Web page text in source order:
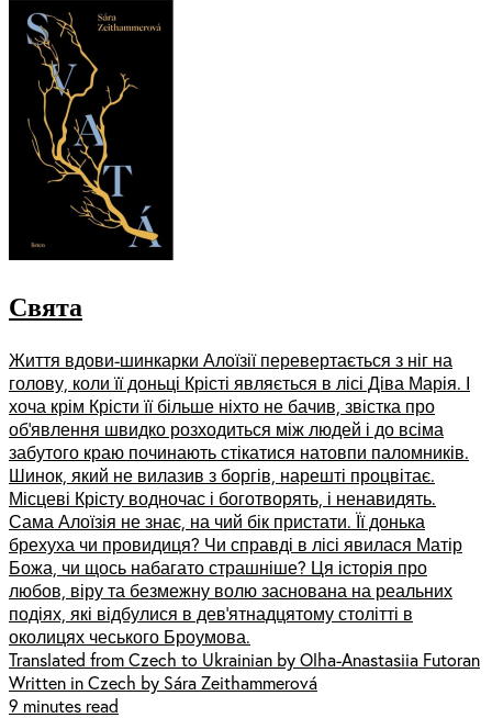
Свята
Життя вдови-шинкарки Алоїзії перевертається з ніг на
голову, коли її доньці Крісті являється в лісі Діва Марія. І
хоча крім Крісти її більше ніхто не бачив, звістка про
об’явлення швидко розходиться між людей і до всіма
забутого краю починають стікатися натовпи паломників.
Шинок, який не вилазив з боргів, нарешті процвітає.
Місцеві Крісту водночас і боготворять, і ненавидять.
Сама Алоїзія не знає, на чий бік пристати. Її донька
брехуха чи провидиця? Чи справді в лісі явилася Матір
Божа, чи щось набагато страшніше? Ця історія про
любов, віру та безмежну волю заснована на реальних
подіях, які відбулися в дев’ятнадцятому столітті в
околицях чеського Броумова.
Translated from Czech to Ukrainian by Olha-Anastasiia Futoran
Written in Czech by Sára Zeithammerová
9 minutes read